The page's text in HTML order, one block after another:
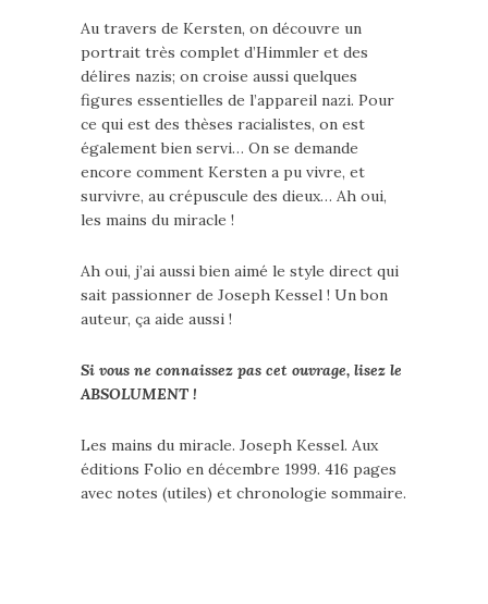
Au travers de Kersten, on découvre un
portrait très complet d’Himmler et des
délires nazis; on croise aussi quelques
figures essentielles de l’appareil nazi. Pour
ce qui est des thèses racialistes, on est
également bien servi… On se demande
encore comment Kersten a pu vivre, et
survivre, au crépuscule des dieux… Ah oui,
les mains du miracle !
Ah oui, j’ai aussi bien aimé le style direct qui
sait passionner de Joseph Kessel ! Un bon
auteur, ça aide aussi !
Si vous ne connaissez pas cet ouvrage, lisez le
ABSOLUMENT !
Les mains du miracle. Joseph Kessel. Aux
éditions Folio en décembre 1999. 416 pages
avec notes (utiles) et chronologie sommaire.